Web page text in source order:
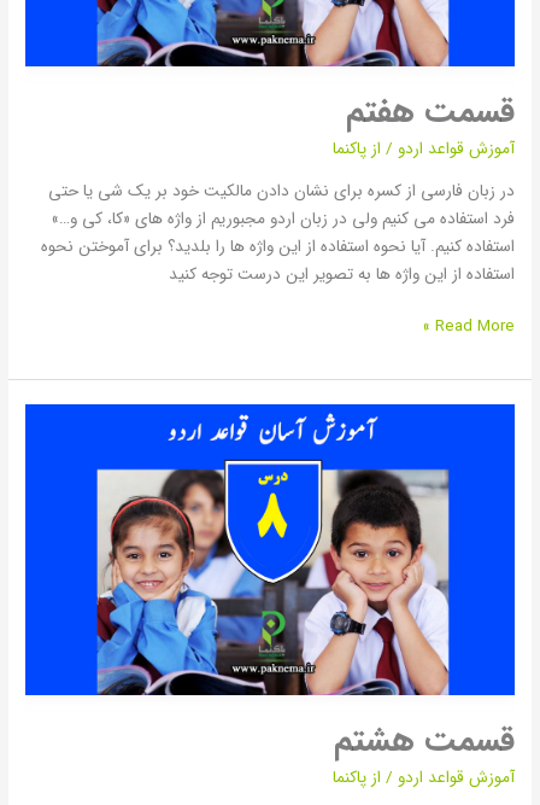
قسمت هفتم
آموزش قواعد اردو / ازپاکنما
در زبان فارسی از کسره برای نشان دادن مالکیت خود بر یک شی یا حتی
فرد استفاده می کنیم ولی در زبان اردو مجبوریم از واژه های «کا، کی و…»
استفاده کنیم. آیا نحوه استفاده از این واژه ها را بلدید؟ برای آموختن نحوه
استفاده از این واژه ها به تصویر این درست توجه کنید
Read More »
قسمت هشتم
آموزش قواعد اردو / از پاکنما